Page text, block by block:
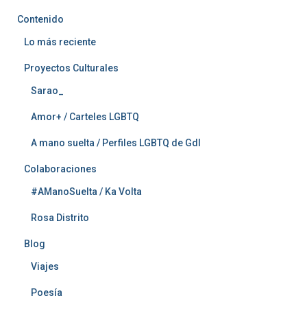
Contenido
Lo más reciente
Proyectos Culturales
Sarao_
Amor+ / Carteles LGBTQ
A mano suelta / Perfiles LGBTQ de Gdl
Colaboraciones
#AManoSuelta / Ka Volta
Rosa Distrito
Blog
Viajes
Poesía